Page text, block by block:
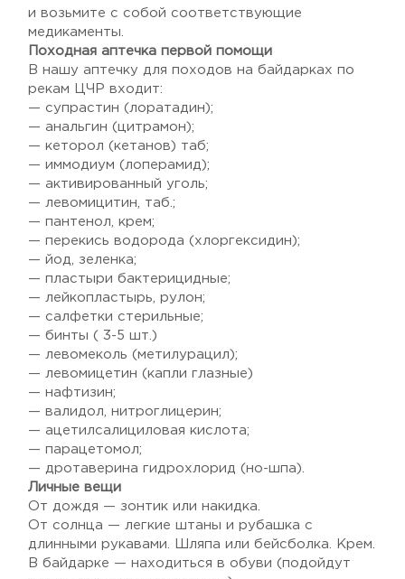
и возьмите с собой соответствующие
медикаменты.
Походная аптечка первой помощи
В нашу аптечку для походов на байдарках по
рекам ЦЧР входит:
— супрастин (лоратадин);
— анальгин (цитрамон);
— кеторол (кетанов) таб;
— иммодиум (лоперамид);
— активированный уголь;
— левомицитин, таб.;
— пантенол, крем;
— перекись водорода (хлоргексидин);
— йод, зеленка;
— пластыри бактерицидные;
— лейкопластырь, рулон;
— салфетки стерильные;
— бинты ( 3-5 шт.)
— левомеколь (метилурацил);
— левомицетин (капли глазные)
— нафтизин;
— валидол, нитроглицерин;
— ацетилсалициловая кислота;
— парацетомол;
— дротаверина гидрохлорид (но-шпа).
Личные вещи
От дождя — зонтик или накидка.
От солнца — легкие штаны и рубашка с
длинными рукавами. Шляпа или бейсболка. Крем.
В байдарке — находиться в обуви (подойдут